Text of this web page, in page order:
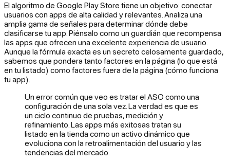
El algoritmo de Google Play Store tiene un objetivo: conectar
usuarios con apps de alta calidad y relevantes. Analiza una
amplia gama de señales para determinar dónde debe
clasificarse tu app. Piénsalo como un guardián que recompensa
las apps que ofrecen una excelente experiencia de usuario.
Aunque la fórmula exacta es un secreto celosamente guardado,
sabemos que pondera tanto factores en la página (lo que está
en tu listado) como factores fuera de la página (cómo funciona
tu app).
Un error común que veo es tratar el ASO como una
configuración de una sola vez. La verdad es que es
un ciclo continuo de pruebas, medición y
refinamiento. Las apps más exitosas tratan su
listado en la tienda como un activo dinámico que
evoluciona con la retroalimentación del usuario y las
tendencias del mercado.